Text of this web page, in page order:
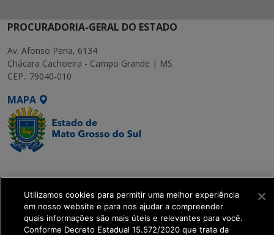
PROCURADORIA-GERAL DO ESTADO
Av. Afonso Pena, 6134
Chácara Cachoeira - Campo Grande | MS
CEP.: 79040-010
MAPA
Executiva de
Transformação Digital
get_footer();
Utilizamos cookies para permitir uma melhor experiência
em nosso website e para nos ajudar a compreender
quais informações são mais úteis e relevantes para você.
Conforme Decreto Estadual 15.572/2020 que trata da